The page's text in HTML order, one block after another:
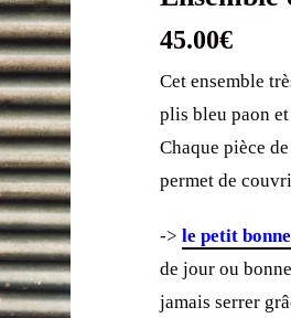
45.00€
Cet ensemble
plis bleu paon
Chaque pièce
permet de
->le petit
de jour ou
jamais serrer